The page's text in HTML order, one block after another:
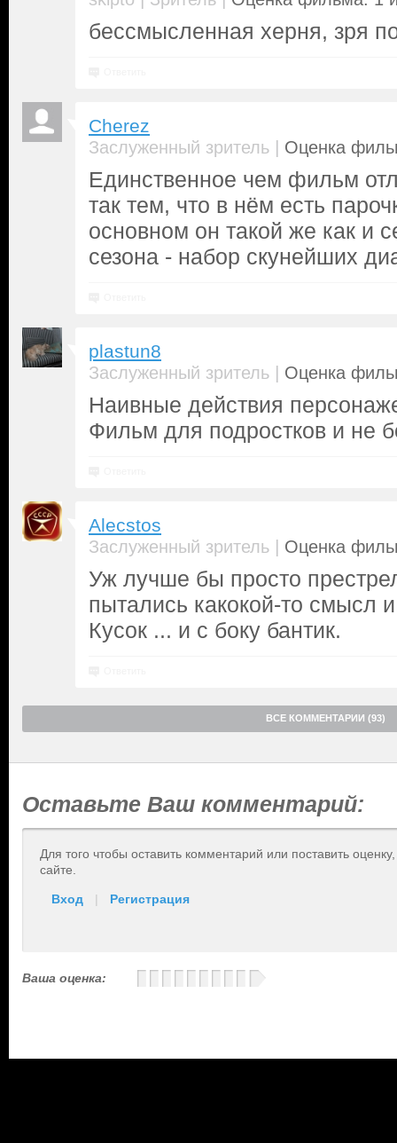
бессмысленная херня, зря
Cherez
Заслуженный зритель | Оценка
Единственное чем фильм
так тем, что в нём есть
основном он такой же как и
сезона - набор скунейших
plastun8
Заслуженный зритель | Оценка
Наивные действия
Фильм для подростков и не
Alecstos
Заслуженный зритель | Оценка
Уж лучше бы просто
пытались какокой-то смысл
Кусок ... и с боку бантик.
ВСЕ КОММЕНТАРИИ (93)
Оставьте Ваш комментарий:
Для того чтобы оставить комментарий или поставить
сайте.
Вход | Регистрация
Ваша оценка: